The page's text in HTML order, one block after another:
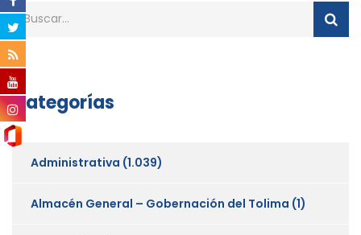
Categorías
Administrativa (1.039)
Almacén General – Gobernación del Tolima (1)